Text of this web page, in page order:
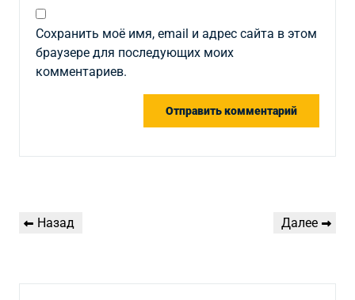
Сохранить моё имя, email и адрес сайта в этом
браузере для последующих моих
комментариев.
по
Предыдущая
Назад
Следующая
Далее